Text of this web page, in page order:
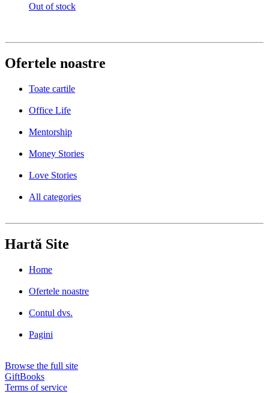
Out of stock
Ofertele noastre
Toate cartile
Office Life
Mentorship
Money Stories
Love Stories
All categories
Hartă Site
Home
Ofertele noastre
Contul dvs.
Pagini
Browse the full site
GiftBooks
Terms of service